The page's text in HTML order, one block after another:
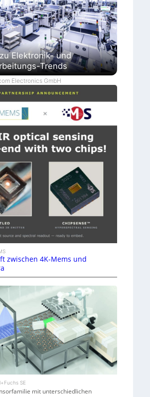
Elektronik- und
Trends
Electronics GmbH
zwischen 4K-Mems und
SE
mit unterschiedlichen